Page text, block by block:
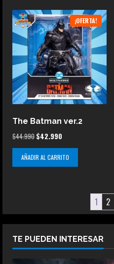
¡OFERTA!
The Batman ver.2
$44.990 El
precio
original
era:
$42.990
precio
actual
es:
AÑADIR AL CARRITO
1 2
TE PUEDEN INTERESAR